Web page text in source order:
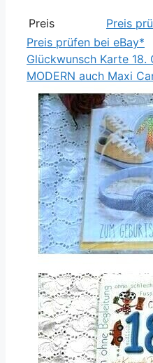
Preis
Preis
Preis prüfen bei eBay*
Glückwunsch Karte 18.
MODERN auch Maxi